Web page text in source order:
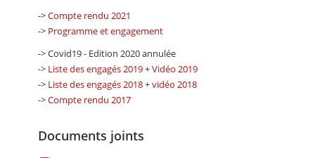
->Compte rendu 2021
-> Programme et engagement
-> Covid19 - Edition 2020 annulée
-> Liste des engagés 2019+Vidéo 2019
-> Liste des engagés 2018+vidéo 2018
->Compte rendu 2017
Documents joints